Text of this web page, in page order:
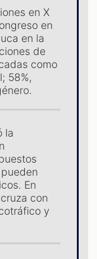
en X
en
en la
de
como
58%,
la
En
con
y